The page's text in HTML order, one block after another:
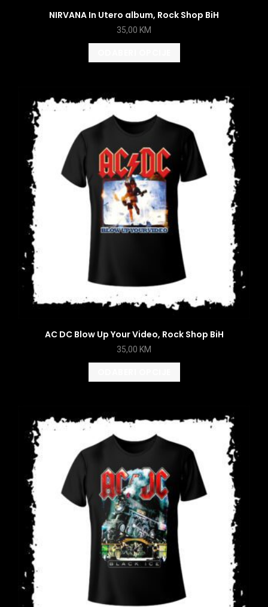
NIRVANA In Utero album, Rock Shop BiH
35,00 KM
AC DC Blow Up Your Video, Rock Shop BiH
35,00 KM